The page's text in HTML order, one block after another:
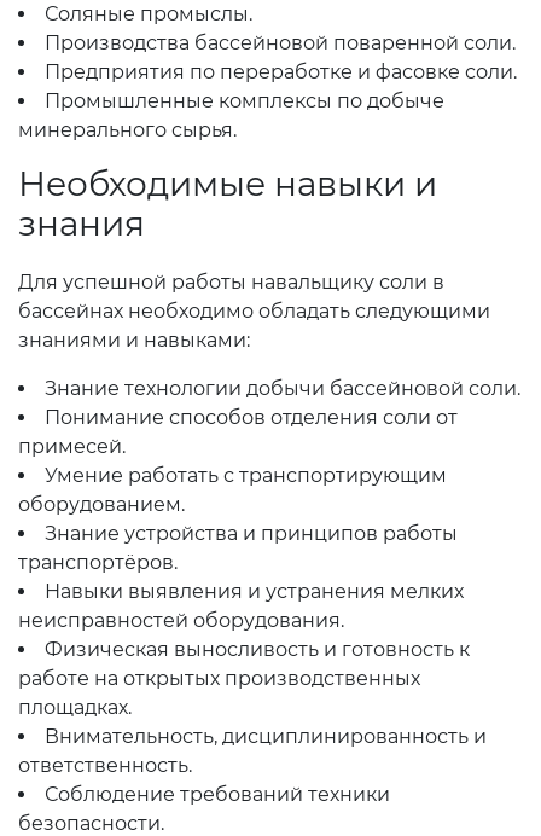
Соляные промыслы.
Производства бассейновой поваренной соли.
Предприятия по переработке и фасовке соли.
Промышленные комплексы по добыче
минерального сырья.
Необходимые навыки и
знания
Для успешной работы навальщику соли в
бассейнах необходимо обладать следующими
знаниями и навыками:
Знание технологии добычи бассейновой соли.
Понимание способов отделения соли от
примесей.
Умение работать с транспортирующим
оборудованием.
Знание устройства и принципов работы
транспортёров.
Навыки выявления и устранения мелких
неисправностей оборудования.
Физическая выносливость и готовность к
работе на открытых производственных
площадках.
Внимательность, дисциплинированность и
ответственность.
Соблюдение требований техники
безопасности.